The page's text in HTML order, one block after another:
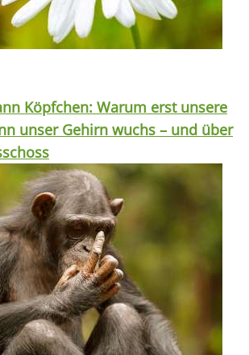
Köpfchen: Warum erst unsere
unser Gehirn wuchs – und über